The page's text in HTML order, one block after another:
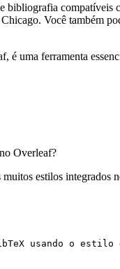
bibliografia
Você também
é uma ferramenta
Overleaf?
muitos estilos integrados
usando o